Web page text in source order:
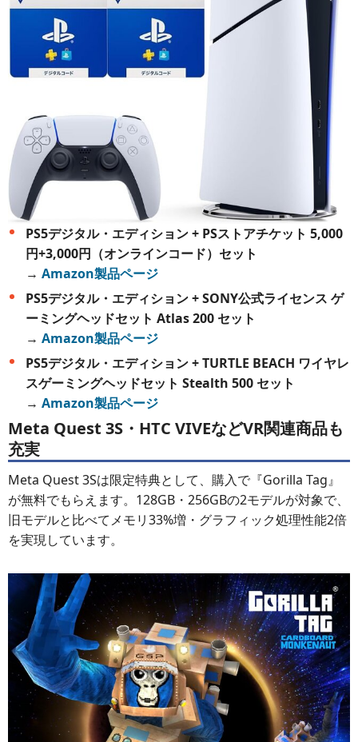
PS5デジタル・エディション + PSストアチケット 5,000
円+3,000円（オンラインコード）セット
→ Amazon製品ページ
PS5デジタル・エディション + SONY公式ライセンス ゲ
ーミングヘッドセット Atlas 200 セット
→ Amazon製品ページ
PS5デジタル・エディション + TURTLE BEACH ワイヤレ
スゲーミングヘッドセット Stealth 500 セット
→ Amazon製品ページ
Meta Quest 3S・HTC VIVEなどVR関連商品も
充実
Meta Quest 3Sは限定特典として、購入で『Gorilla Tag』
が無料でもらえます。128GB・256GBの2モデルが対象で、
旧モデルと比べてメモリ33%増・グラフィック処理性能2倍
を実現しています。